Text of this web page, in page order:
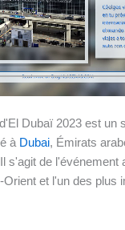
Dubaï 2023 est un
à Dubai, Émirats
s'agit de l'événement
et l'un des plus